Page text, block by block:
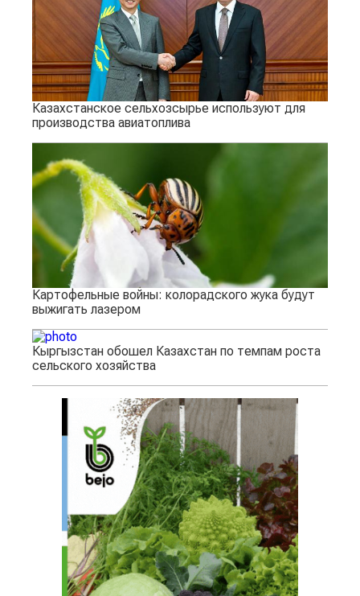
Казахстанское сельхозсырье используют для
производства авиатоплива
Картофельные войны: колорадского жука будут
выжигать лазером
Кыргызстан обошел Казахстан по темпам роста
сельского хозяйства